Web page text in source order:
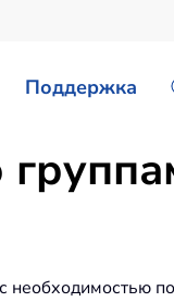
Поддержка
необходимостью